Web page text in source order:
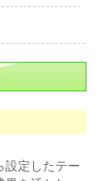
設定したテー